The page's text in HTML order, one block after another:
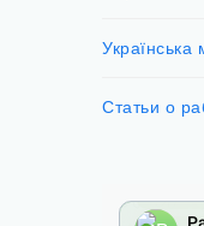
Українська
Статьи о